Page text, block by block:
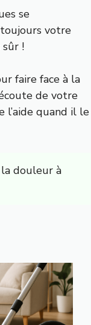
se
votre
sûr !
faire face à la
de votre
l’aide quand il le
douleur à